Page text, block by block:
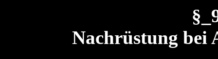
Nachrüstung bei